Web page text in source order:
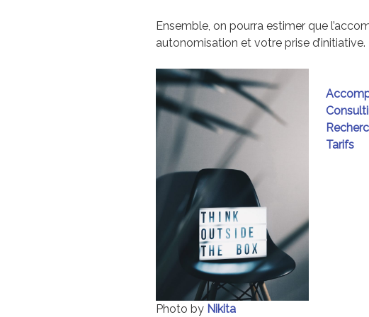
Ensemble, on pourra estimer que
autonomisation et votre prise d’initiative.
Photo by Nikita
Tarifs